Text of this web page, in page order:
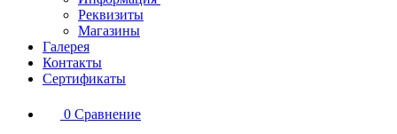
Реквизиты
Магазины
Галерея
Контакты
Сертификаты
0 Сравнение